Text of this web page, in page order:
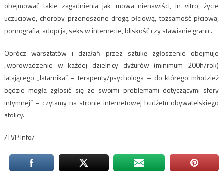
obejmować takie zagadnienia jak: mowa nienawiści, in vitro, życie
uczuciowe, choroby przenoszone drogą płciową, tożsamość płciowa,
pornografia, adopcja, seks w internecie, bliskość czy stawianie granic.
Oprócz warsztatów i działań przez sztukę zgłoszenie obejmuje
„wprowadzenie w każdej dzielnicy dyżurów (minimum 200h/rok)
latającego „latarnika” – terapeuty/psychologa – do którego młodzież
będzie mogła zgłosić się ze swoimi problemami dotyczącymi sfery
intymnej” – czytamy na stronie internetowej budżetu obywatelskiego
stolicy.
/TVP Info/